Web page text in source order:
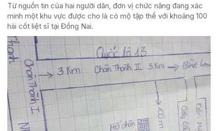
Từ nguồn tin của hai người dân, đơn vị chức năng đang xác
minh một khu vực được cho là có mộ tập thể với khoảng 100
hài cốt liệt sĩ tại Đồng Nai.